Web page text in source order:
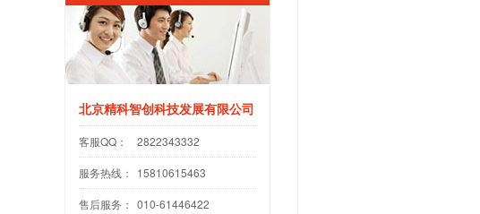
北京精科智创科技发展有限公司
客服QQ： 2822343332
服务热线： 15810615463
售后服务： 010-61446422